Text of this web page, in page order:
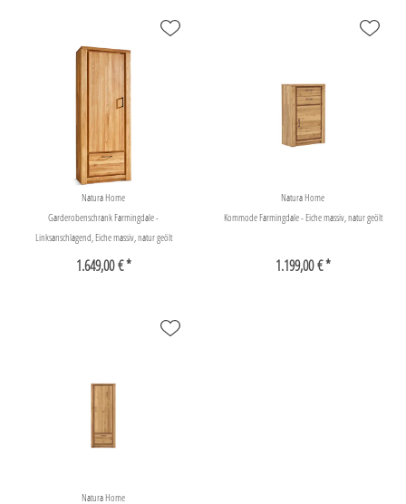
Natura Home
Garderobenschrank Farmingdale -
Linksanschlagend, Eiche massiv, natur geölt
1.649,00 € *
Natura Home
Kommode Farmingdale - Eiche massiv, natur geölt
1.199,00 € *
Natura Home